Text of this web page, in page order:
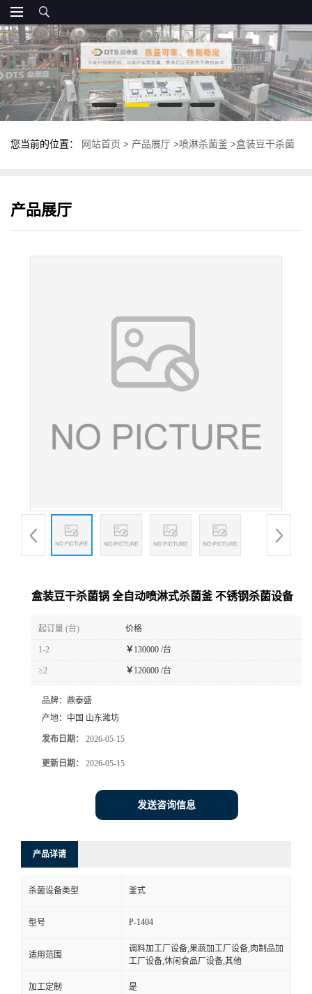
您当前的位置： 网站首页 > 产品展厅 >喷淋杀菌釜 >盒装豆干杀菌
产品展厅
盒装豆干杀菌锅 全自动喷淋式杀菌釜 不锈钢杀菌设备
起订量 (台) 价格
1-2 ￥ 130000 /台
≥2 ￥ 120000 /台
品牌： 鼎泰盛
产地： 中国 山东潍坊
发布日期： 2026-05-15
更新日期： 2026-05-15
发送咨询信息
产品详请
杀菌设备类型 釜式
型号 P-1404
适用范围
调料加工厂设备,果蔬加工厂设备,肉制品加
工厂设备,休闲食品厂设备,其他
加工定制 是